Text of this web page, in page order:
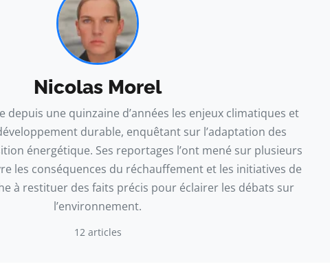
Nicolas Morel
depuis une quinzaine d’années les enjeux climatiques et
durable, enquêtant sur l’adaptation des
énergétique. Ses reportages l’ont mené sur plusieurs
les conséquences du réchauffement et les initiatives de
à restituer des faits précis pour éclairer les débats sur
l’environnement.
12 articles